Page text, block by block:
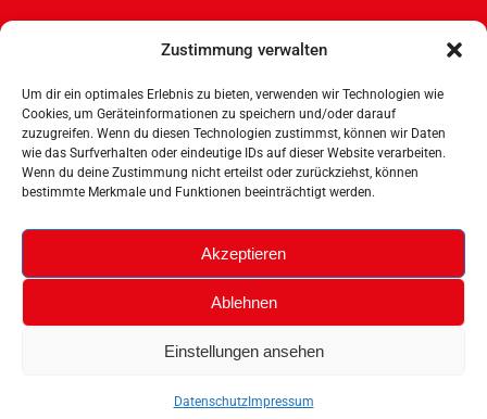
Zustimmung verwalten
Um dir ein optimales Erlebnis zu bieten, verwenden wir Technologien wie
Cookies, um Geräteinformationen zu speichern und/oder darauf
zuzugreifen. Wenn du diesen Technologien zustimmst, können wir Daten
wie das Surfverhalten oder eindeutige IDs auf dieser Website verarbeiten.
Wenn du deine Zustimmung nicht erteilst oder zurückziehst, können
bestimmte Merkmale und Funktionen beeinträchtigt werden.
Akzeptieren
Ablehnen
Einstellungen ansehen
DatenschutzImpressum
Wandsbeker Str. 6
50737 Köln
mail(at)bu-zz.de
© 2025 BUZZ